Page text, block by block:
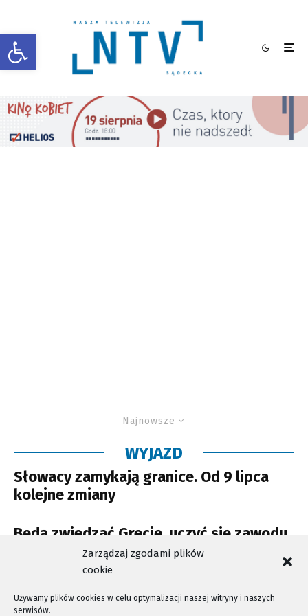
Otwórz pasek narzędzi
Zarządzaj zgodami plików
cookie
Używamy plików cookies w celu optymalizacji naszej witryny i naszych
serwisów.
Najnowsze
WYJAZD
Słowacy zamykają granice. Od 9 lipca
kolejne zmiany
Będą zwiedzać Grecję, uczyć się zawodu
i szlifować język